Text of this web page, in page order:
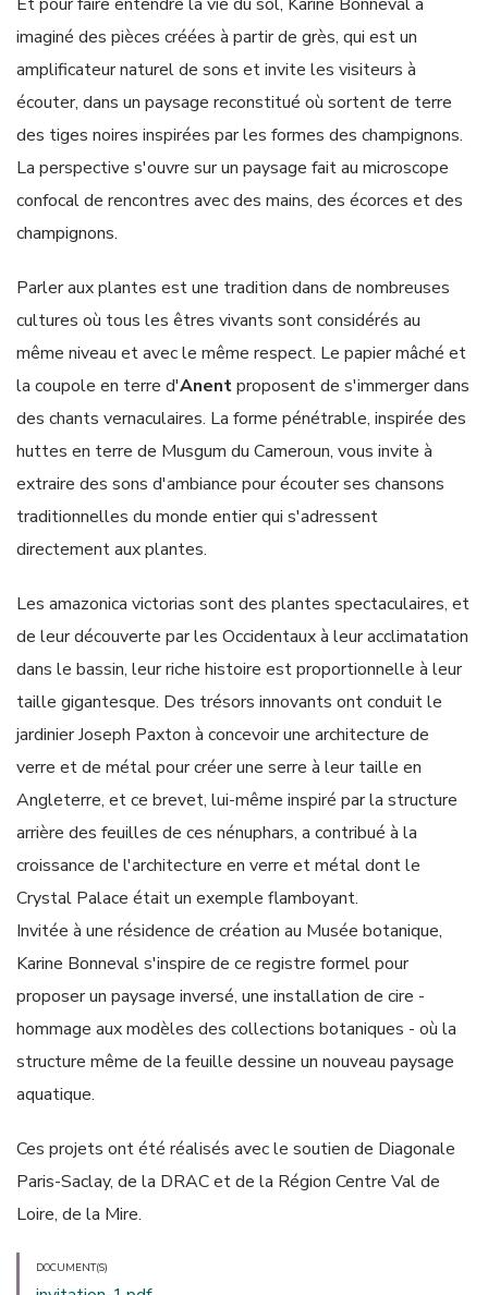
imaginé des pièces créées à partir de grès, qui est un
amplificateur naturel de sons et invite les visiteurs à
écouter, dans un paysage reconstitué où sortent de terre
des tiges noires inspirées par les formes des champignons.
La perspective s'ouvre sur un paysage fait au microscope
confocal de rencontres avec des mains, des écorces et des
champignons.
Parler aux plantes est une tradition dans de nombreuses
cultures où tous les êtres vivants sont considérés au
même niveau et avec le même respect. Le papier mâché et
la coupole en terre d'Anentproposent de s'immerger dans
des chants vernaculaires. La forme pénétrable, inspirée des
huttes en terre de Musgum du Cameroun, vous invite à
extraire des sons d'ambiance pour écouter ses chansons
traditionnelles du monde entier qui s'adressent
directement aux plantes.
Les amazonica victorias sont des plantes spectaculaires, et
de leur découverte par les Occidentaux à leur acclimatation
dans le bassin, leur riche histoire est proportionnelle à leur
taille gigantesque. Des trésors innovants ont conduit le
jardinier Joseph Paxton à concevoir une architecture de
verre et de métal pour créer une serre à leur taille en
Angleterre, et ce brevet, lui-même inspiré par la structure
arrière des feuilles de ces nénuphars, a contribué à la
croissance de l'architecture en verre et métal dont le
Crystal Palace était un exemple flamboyant.
Invitée à une résidence de création au Musée botanique,
Karine Bonneval s'inspire de ce registre formel pour
proposer un paysage inversé, une installation de cire -
hommage aux modèles des collections botaniques - où la
structure même de la feuille dessine un nouveau paysage
aquatique.
Ces projets ont été réalisés avec le soutien de Diagonale
Paris-Saclay, de la DRAC et de la Région Centre Val de
Loire, de la Mire.
DOCUMENT(S)